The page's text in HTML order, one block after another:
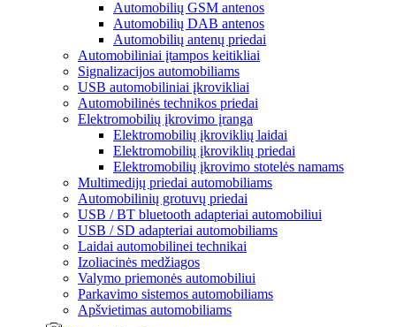
Automobilių GSM antenos
Automobilių DAB antenos
Automobilių antenų priedai
Automobiliniai įtampos keitikliai
Signalizacijos automobiliams
USB automobiliniai įkrovikliai
Automobilinės technikos priedai
Elektromobilių įkrovimo įranga
Elektromobilių įkroviklių laidai
Elektromobilių įkroviklių priedai
Elektromobilių įkrovimo stotelės namams
Multimedijų priedai automobiliams
Automobilinių grotuvų priedai
USB / BT bluetooth adapteriai automobiliui
USB / SD adapteriai automobiliams
Laidai automobilinei technikai
Izoliacinės medžiagos
Valymo priemonės automobiliui
Parkavimo sistemos automobiliams
Apšvietimas automobiliams